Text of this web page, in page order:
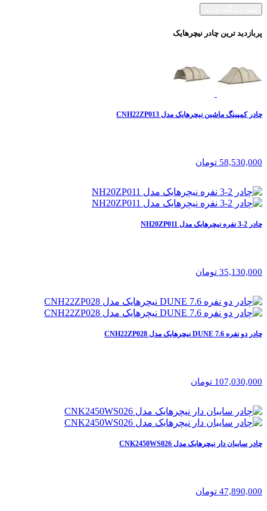
پربازدید ترین چادر نیچرهایک
چادر کمپینگ ماشین نیچرهایک مدل CNH22ZP013
58,530,000 تومان
چادر 2-3 نفره نیچرهایک مدل NH20ZP011
35,130,000 تومان
چادر دو نفره 7.6 DUNE نیچرهایک مدل CNH22ZP028
107,030,000 تومان
چادر سایبان دار نیچرهایک مدل CNK2450WS026
47,890,000 تومان